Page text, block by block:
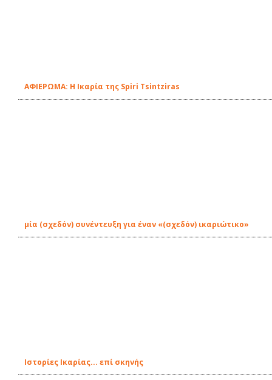
ΑΦΙΕΡΩΜΑ: Η Ικαρία της Spiri Tsintziras
μία (σχεδόν) συνέντευξη για έναν «(σχεδόν) ικαριώτικο»
Ιστορίες Ικαρίας... επί σκηνής